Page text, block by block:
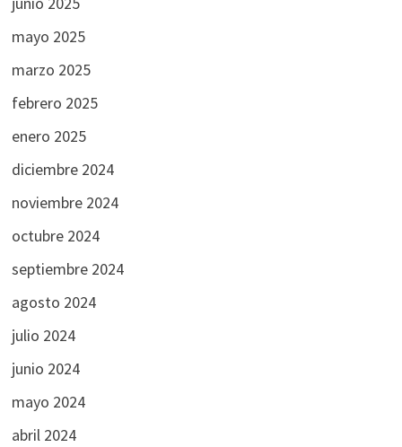
mayo 2025
marzo 2025
febrero 2025
enero 2025
diciembre 2024
noviembre 2024
octubre 2024
septiembre 2024
agosto 2024
julio 2024
junio 2024
mayo 2024
abril 2024